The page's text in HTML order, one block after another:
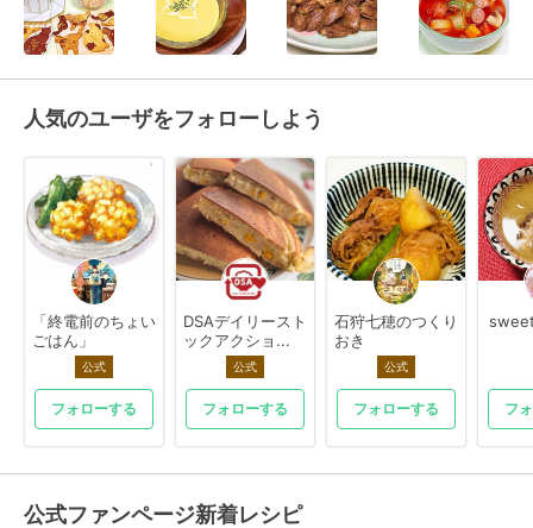
人気のユーザをフォローしよう
「終電前のちょい
ごはん」
公式
フォローする
DSAデイリースト
ックアクショ...
公式
フォローする
石狩七穂のつくり
おき
公式
フォローする フ
公式ファンページ新着レシピ